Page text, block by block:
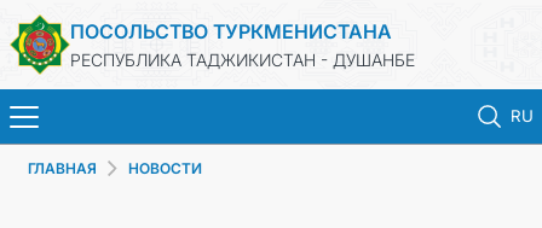
ПОСОЛЬСТВО ТУРКМЕНИСТАНА
РЕСПУБЛИКА ТАДЖИКИСТАН - ДУШАНБЕ
RU
ГЛАВНАЯ НОВОСТИ